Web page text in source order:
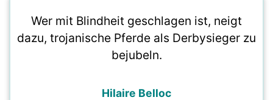
Wer mit Blindheit geschlagen ist, neigt
dazu, trojanische Pferde als Derbysieger zu
bejubeln.
Hilaire Belloc